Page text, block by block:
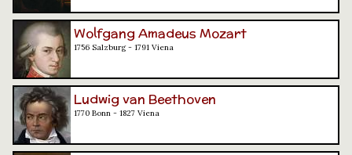
Wolfgang Amadeus Mozart
1756 Salzburg - 1791 Viena
Ludwig van Beethoven
1770 Bonn - 1827 Viena